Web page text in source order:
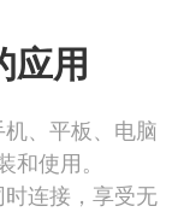
应用
、平板、电脑
使用。
连接，享受无